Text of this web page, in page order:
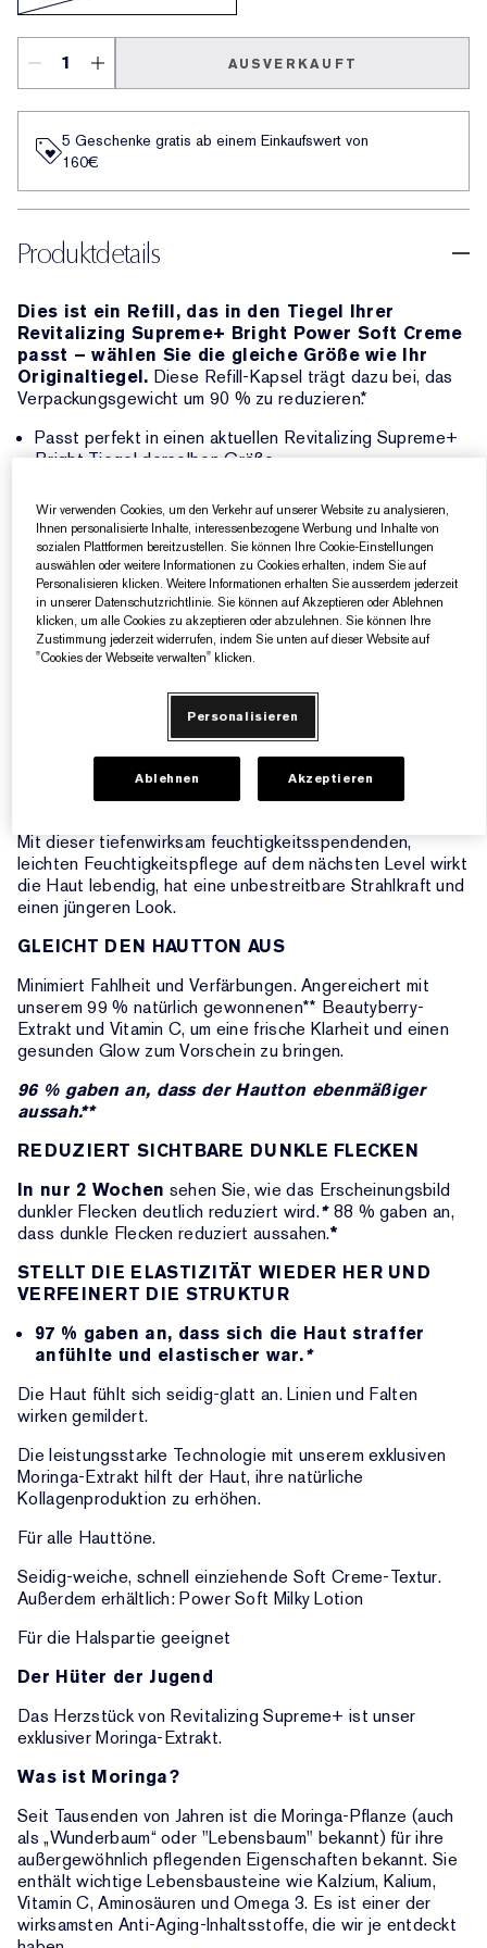
AUSVERKAUFT
5 Geschenke gratis ab einem Einkaufswert von
160€​
Produktdetails
Dies ist ein Refill, das in den Tiegel Ihrer
Revitalizing Supreme+ Bright Power Soft Creme
passt – wählen Sie die gleiche Größe wie Ihr
Originaltiegel. Diese Refill-Kapsel trägt dazu bei, das
Verpackungsgewicht um 90 % zu reduzieren.*
Passt perfekt in einen aktuellen Revitalizing Supreme+
Bright Tiegel derselben Größe.
bitte mit der gleichen Formel auf, die auch auf dem
Tiegel angegeben ist.
Die verfügbaren Größen können je nach Produkt und
Region variieren. Überprüfen Sie daher Ihren Tiegel und
stellen Sie sicher, dass Sie ein Refill derselben Größe
kaufen.
Bitte beachten Sie, dass die Refills nicht in die älteren
Tiegeln mit den Etiketten Revitalizing Supreme+ Global
Restorative Creme passen. Bitte kaufen Sie erst einen
Tiegel mit einer unserer neueren Formeln, bevor Sie
dieses Refill kaufen.*
Fördert die Jugendlichkeit Erhöht die Strahlkraft. Hellt
dunkle Flecken sichtbar auf, einschließlich Aknemale.
Mit dieser tiefenwirksam feuchtigkeitsspendenden,
leichten Feuchtigkeitspflege auf dem nächsten Level wirkt
die Haut lebendig, hat eine unbestreitbare Strahlkraft und
einen jüngeren Look.
GLEICHT DEN HAUTTON AUS
Minimiert Fahlheit und Verfärbungen. Angereichert mit
unserem 99 % natürlich gewonnenen** Beautyberry-
Extrakt und Vitamin C, um eine frische Klarheit und einen
gesunden Glow zum Vorschein zu bringen.
96 % gaben an, dass der Hautton ebenmäßiger
aussah.**
REDUZIERT SICHTBARE DUNKLE FLECKEN
In nur 2 Wochen sehen Sie, wie das Erscheinungsbild
dunkler Flecken deutlich reduziert wird.*88 % gaben an,
dass dunkle Flecken reduziert aussahen.*
STELLT DIE ELASTIZITÄT WIEDER HER UND
VERFEINERT DIE STRUKTUR
97 % gaben an, dass sich die Haut straffer
anfühlte und elastischer war.*
Die Haut fühlt sich seidig-glatt an. Linien und Falten
wirken gemildert.
Die leistungsstarke Technologie mit unserem exklusiven
Moringa-Extrakt hilft der Haut, ihre natürliche
Kollagenproduktion zu erhöhen.
Für alle Hauttöne.
Seidig-weiche, schnell einziehende Soft Creme-Textur.
Außerdem erhältlich: Power Soft Milky Lotion
Für die Halspartie geeignet
Der Hüter der Jugend
Das Herzstück von Revitalizing Supreme+ ist unser
exklusiver Moringa-Extrakt.
Was ist Moringa?
Seit Tausenden von Jahren ist die Moringa-Pflanze (auch
als „Wunderbaum“ oder "Lebensbaum" bekannt) für ihre
außergewöhnlich pflegenden Eigenschaften bekannt. Sie
enthält wichtige Lebensbausteine wie Kalzium, Kalium,
Vitamin C, Aminosäuren und Omega 3. Es ist einer der
wirksamsten Anti-Aging-Inhaltsstoffe, die wir je entdeckt
Wir verwenden Cookies, um den Verkehr auf unserer Website zu analysieren,
Ihnen personalisierte Inhalte, interessenbezogene Werbung und Inhalte von
sozialen Plattformen bereitzustellen. Sie können Ihre Cookie-Einstellungen
auswählen oder weitere Informationen zu Cookies erhalten, indem Sie auf
Personalisieren klicken. Weitere Informationen erhalten Sie ausserdem jederzeit
in unserer Datenschutzrichtlinie. Sie können auf Akzeptieren oder Ablehnen
klicken, um alle Cookies zu akzeptieren oder abzulehnen. Sie können Ihre
Zustimmung jederzeit widerrufen, indem Sie unten auf dieser Website auf
"Cookies der Webseite verwalten" klicken.
Personalisieren
Ablehnen Akzeptieren